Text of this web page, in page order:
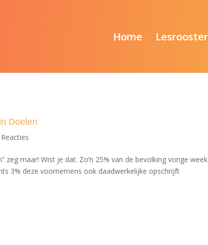
Home Lesrooster
Doelen
zeg maar! Wist je dat: Zo’n 25% van de bevolking vorige week
3% deze voornemens ook daadwerkelijke opschrijft